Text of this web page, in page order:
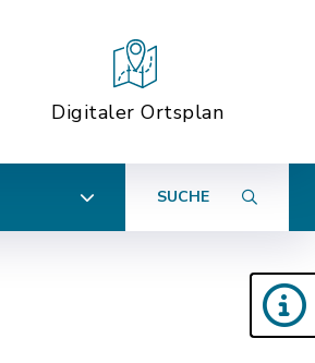
Digitaler Ortsplan
SUCHE